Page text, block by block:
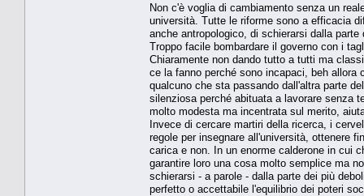
Non c'è voglia di cambiamento senza un
università. Tutte le riforme sono a efficacia
anche antropologico, di schierarsi dalla
Troppo facile bombardare il governo con i
Chiaramente non dando tutto a tutti ma
ce la fanno perché sono incapaci, beh
qualcuno che sta passando dall'altra parte
silenziosa perché abituata a lavorare senza
molto modesta ma incentrata sul merito,
Invece di cercare martiri della ricerca, i
regole per insegnare all'università, ottenere
carica e non. In un enorme calderone in cui
garantire loro una cosa molto semplice ma
schierarsi - a parole - dalla parte dei più
perfetto o accettabile l'equilibrio dei poteri